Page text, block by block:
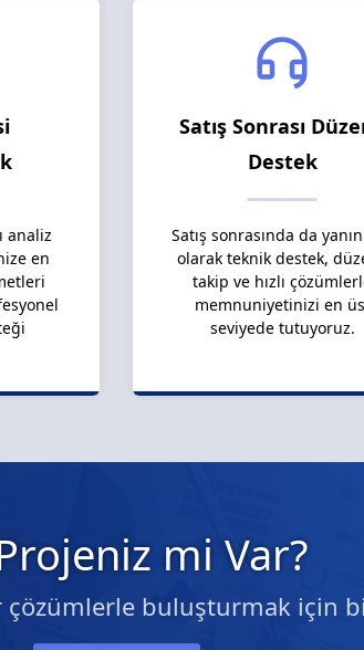
analiz
en
Satış Sonrası
Destek
Satış sonrasında da
olarak teknik destek,
takip ve hızlı
memnuniyetinizi en
seviyede tutuyoruz.
mi Var?
buluşturmak için